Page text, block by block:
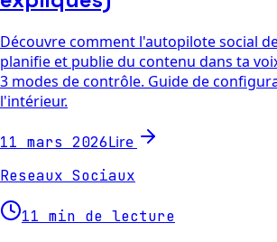
Découvre comment l'autopilote social
planifie et publie du contenu dans ta
3 modes de contrôle. Guide de
l'intérieur.
11 mars 2026Lire
Reseaux Sociaux
11 min de lecture